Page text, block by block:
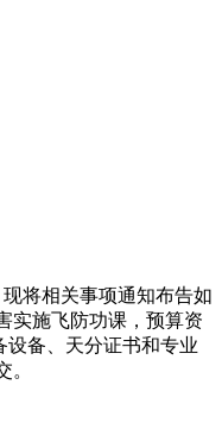
将相关事项通知布告如
实施飞防功课，预算资
设备、天分证书和专业